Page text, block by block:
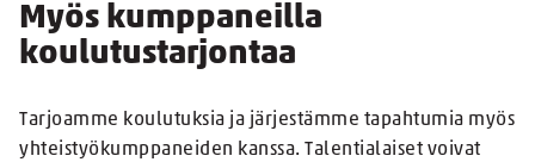
Myös kumppaneilla
koulutustarjontaa
Tarjoamme koulutuksia ja järjestämme tapahtumia myös
yhteistyökumppaneiden kanssa. Talentialaiset voivat